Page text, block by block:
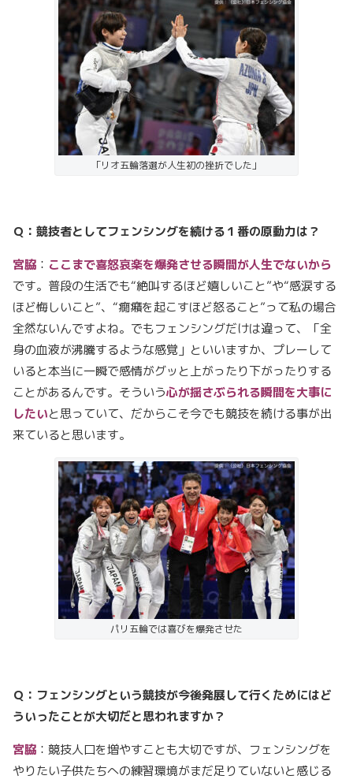
「リオ五輪落選が人生初の挫折でした」
Ｑ：競技者としてフェンシングを続ける１番の原動力は？
宮脇 ： ここまで喜怒哀楽を爆発させる瞬間が人生でないから
です。普段の生活でも“絶叫するほど嬉しいこと”や“感涙する
ほど悔しいこと”、“癇癪を起こすほど怒ること”って私の場合
全然ないんですよね。でもフェンシングだけは違って、「全
身の血液が沸騰するような感覚」といいますか、プレーして
いると本当に一瞬で感情がグッと上がったり下がったりする
ことがあるんです。そういう心が揺さぶられる瞬間を大事に
したいと思っていて、だからこそ今でも競技を続ける事が出
来ていると思います。
パリ五輪では喜びを爆発させた
Ｑ：フェンシングという競技が今後発展して行くためにはど
ういったことが大切だと思われますか？
宮脇 ：競技人口を増やすことも大切ですが、フェンシングを
やりたい子供たちへの練習環境がまだ足りていないと感じる